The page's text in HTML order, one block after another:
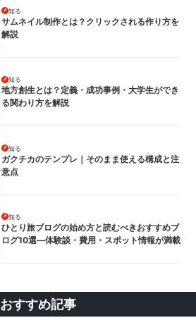
サムネイル制作とは？クリックされる作り方を
解説
知る
地方創生とは？定義・成功事例・大学生ができ
る関わり方を解説
知る
ガクチカのテンプレ｜そのまま使える構成と注
意点
知る
ひとり旅ブログの始め方と読むべきおすすめブ
ログ10選—体験談・費用・スポット情報が満載
知る
おすすめ記事